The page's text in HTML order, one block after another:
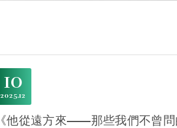
10
12
2025
《他從遠方來——那些我們不曾